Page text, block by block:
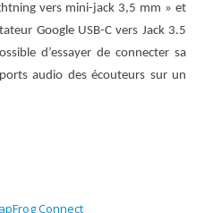
vers mini-jack 3,5 mm » et
Google USB-C vers Jack 3.5
d’essayer de connecter sa
audio des écouteurs sur un
Connect